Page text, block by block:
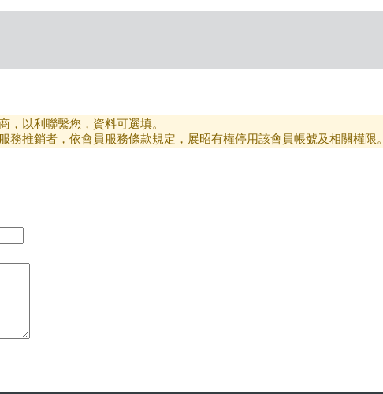
，以利聯繫您，資料可選填。
務推銷者，依會員服務條款規定，展昭有權停用該會員帳號及相關權限。